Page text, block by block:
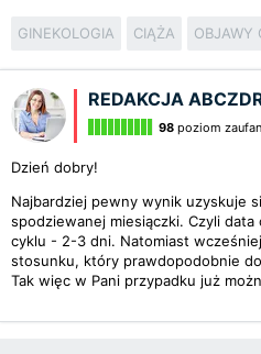
GINEKOLOGIA CIĄŻA OBJAWY
REDAKCJA
98 poziom
Dzień dobry!
Najbardziej pewny wynik uzyskuje
spodziewanej miesiączki. Czyli
cyklu - 2-3 dni. Natomiast
stosunku, który prawdopodobnie
Tak więc w Pani przypadku już